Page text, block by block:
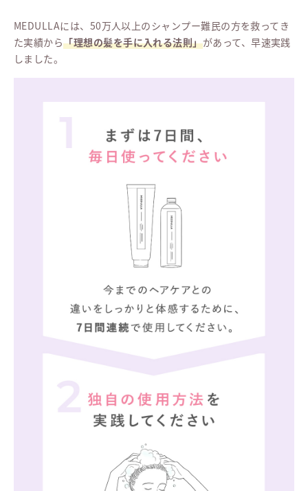
MEDULLAには、50万人以上のシャンプー難民の方を救ってき
た実績から「理想の髪を手に入れる法則」があって、早速実践
しました。